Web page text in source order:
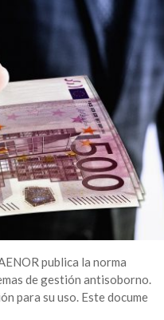
publica la norma
de gestión antisoborno.
para su uso. Este docume